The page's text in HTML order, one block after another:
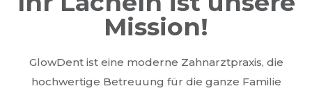
Mission!
GlowDent ist eine moderne Zahnarztpraxis, die
hochwertige Betreuung für die ganze Familie